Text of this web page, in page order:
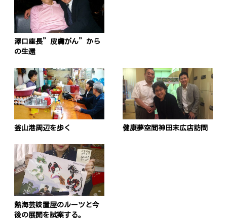
澤口座長”皮膚がん”から
の生還
釜山港周辺を歩く 健康夢空間神田末広店訪問
熱海芸妓置屋のルーツと今
後の展開を試案する。